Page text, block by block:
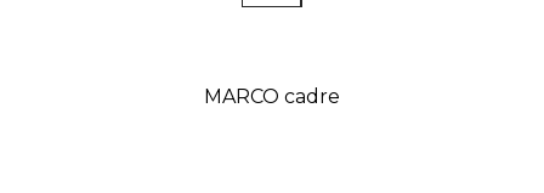
MARCO cadre